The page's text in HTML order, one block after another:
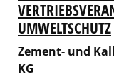
UMWELTSCHUTZ
Zement- und
KG